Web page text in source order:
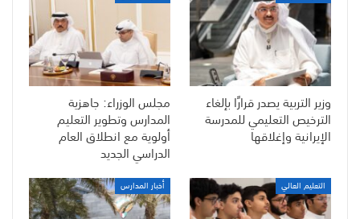
وزير التربية يصدر قرارًا بإلغاء
الترخيص التعليمي للمدرسة
الإيرانية وإغلاقها
مجلس الوزراء: جاهزية
المدارس وتطوير التعليم
أولوية مع انطلاق العام
الدراسي الجديد
التعليم العالي أخبار المدارس